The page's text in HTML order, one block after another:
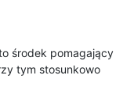
środek pomagający
tym stosunkowo